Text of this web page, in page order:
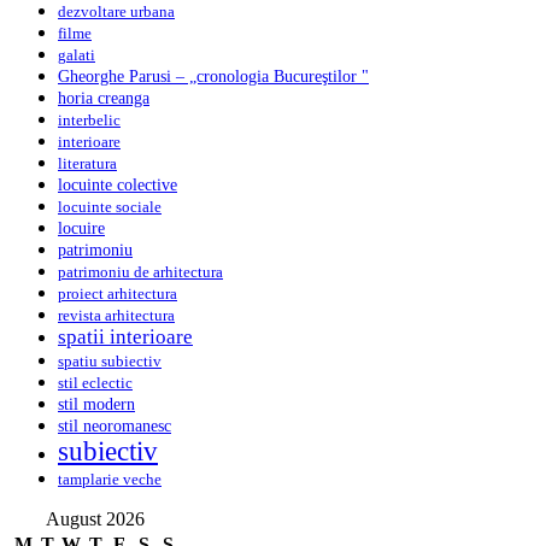
dezvoltare urbana
filme
galati
Gheorghe Parusi – „cronologia Bucureştilor "
horia creanga
interbelic
interioare
literatura
locuinte colective
locuinte sociale
locuire
patrimoniu
patrimoniu de arhitectura
proiect arhitectura
revista arhitectura
spatii interioare
spatiu subiectiv
stil eclectic
stil modern
stil neoromanesc
subiectiv
tamplarie veche
August 2026